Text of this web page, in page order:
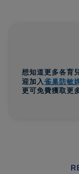
想知道更多各育
迎加入雀巢防敏
更可免費獲取更